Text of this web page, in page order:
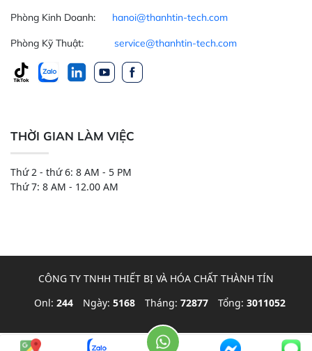
Phòng Kinh Doanh: hanoi@thanhtin-tech.com
Phòng Kỹ Thuật: service@thanhtin-tech.com
THỜI GIAN LÀM VIỆC
Thứ 2 - thứ 6: 8 AM - 5 PM
Thứ 7: 8 AM - 12.00 AM
CÔNG TY TNHH THIẾT BỊ VÀ HÓA CHẤT THÀNH TÍN
Onl: 244 Ngày: 5168 Tháng: 72877 Tổng: 3011052